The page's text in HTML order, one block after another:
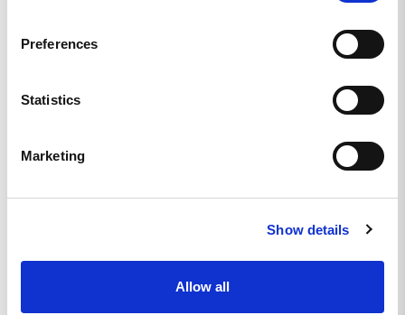
Preferences
Statistics
Marketing
Show details
Allow all